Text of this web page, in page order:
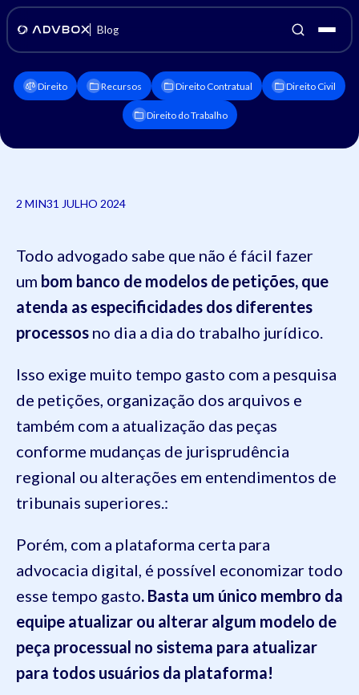
Blog
Direito Recursos Direito Contratual Direito Civil
Direito do Trabalho
2 MIN31 JULHO 2024
Todo advogado sabe que não é fácil fazer
um bom banco de modelos de petições, que
atenda as especificidades dos diferentes
processos no dia a dia do trabalho jurídico.
Isso exige muito tempo gasto com a pesquisa
de petições, organização dos arquivos e
também com a atualização das peças
conforme mudanças de jurisprudência
regional ou alterações em entendimentos de
tribunais superiores.:
Porém, com a plataforma certa para
advocacia digital, é possível economizar todo
esse tempo gasto. Basta um único membro da
equipe atualizar ou alterar algum modelo de
peça processual no sistema para atualizar
para todos usuários da plataforma!